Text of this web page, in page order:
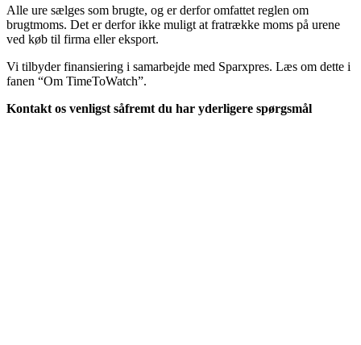
Alle ure sælges som brugte, og er derfor omfattet reglen om
brugtmoms. Det er derfor ikke muligt at fratrække moms på urene
ved køb til firma eller eksport.
Vi tilbyder finansiering i samarbejde med Sparxpres. Læs om dette i
fanen “Om TimeToWatch”.
Kontakt os venligst såfremt du har yderligere spørgsmål